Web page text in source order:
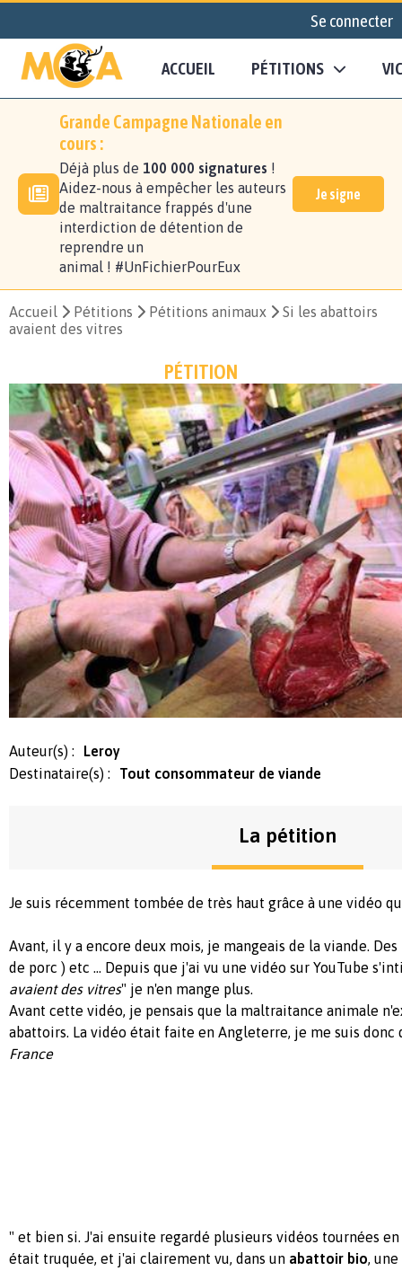
Se connecter
ACCUEIL PÉTITIONS
Grande Campagne Nationale en
cours :
Déjà plus de 100 000 signatures !
Aidez-nous à empêcher les auteurs
de maltraitance frappés d'une
interdiction de détention de
reprendre un
animal ! #UnFichierPourEux
Je signe
Accueil Pétitions Pétitions animaux
Si les abattoirs
avaient des vitres
PÉTITION
Auteur(s) :
Leroy
Destinataire(s) :
Tout consommateur de viande
La pétition
Je suis récemment tombée de très haut grâce à une vidéo
Avant, il y a encore deux mois, je mangeais de la viande.
de porc ) etc ... Depuis que j'ai vu une vidéo sur YouTube
avaient des vitres" je n'en mange plus.
Avant cette vidéo, je pensais que la maltraitance animale
abattoirs. La vidéo était faite en Angleterre, je me suis donc
France
" et bien si. J'ai ensuite regardé plusieurs vidéos tournées en
était truquée, et j'ai clairement vu, dans un abattoir bio,